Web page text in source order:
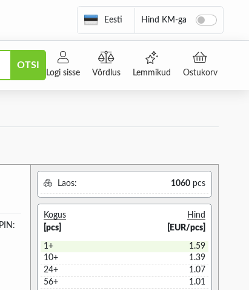
Eesti Hind KM-ga
OTSI
Logi sisse Võrdlus Lemmikud Ostukorv
Laos: 1060 pcs
Kogus
[pcs]
Hind
[EUR/pcs]
1+
1.59
10+
1.39
24+
1.07
56+
1.01